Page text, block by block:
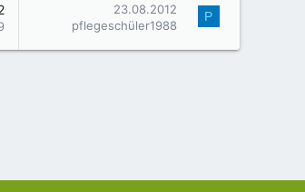
23.08.2012
pflegeschüler1988
P